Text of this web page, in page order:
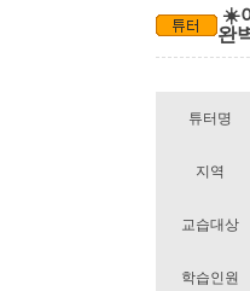
☀️
완
튜터명
지역
교습대상
학습인원